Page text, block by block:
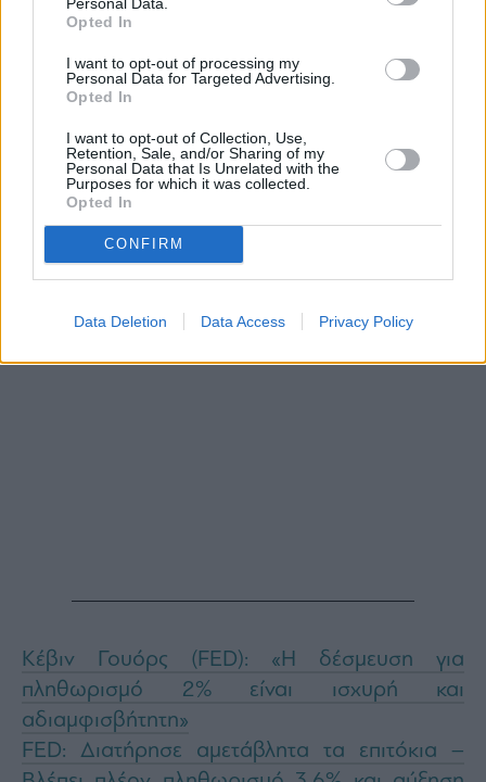
Opted In
I want to opt-out of processing my
Personal Data for Targeted Advertising.
Opted In
I want to opt-out of Collection, Use,
Retention, Sale, and/or Sharing of my
Personal Data that Is Unrelated with the
Purposes for which it was collected.
Opted In
CONFIRM
Data Deletion Data Access Privacy Policy
Κέβιν Γουόρς (FED): «Η δέσμευση για
πληθωρισμό 2% είναι ισχυρή και
αδιαμφισβήτητη»
FED: Διατήρησε αμετάβλητα τα επιτόκια –